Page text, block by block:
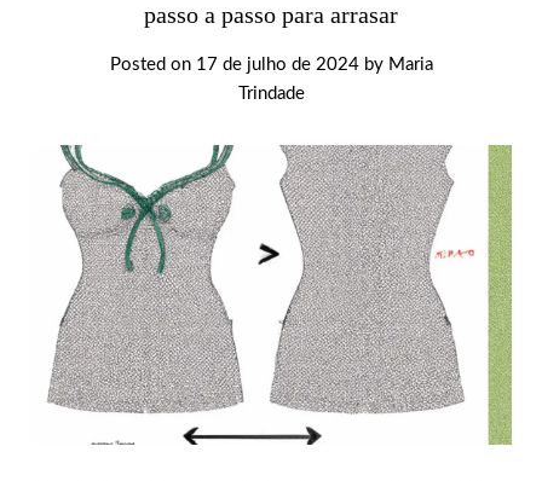
passo a passo para arrasar
Posted on 17 de julho de 2024by Maria
Trindade